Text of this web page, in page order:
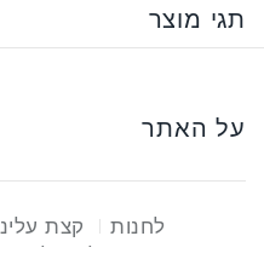
תגי מוצר
על האתר
לחנות קצת